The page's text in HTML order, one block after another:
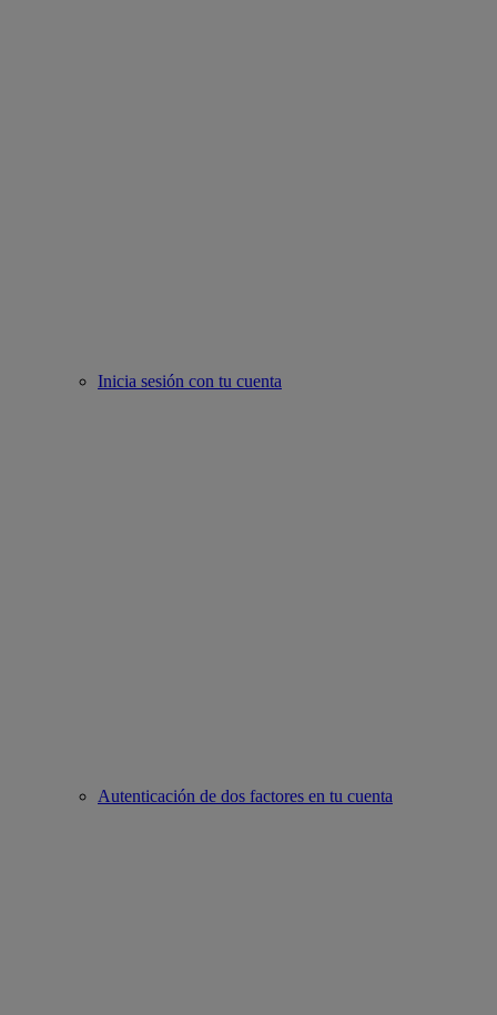
Inicia sesión con tu cuenta
Autenticación de dos factores en tu cuenta